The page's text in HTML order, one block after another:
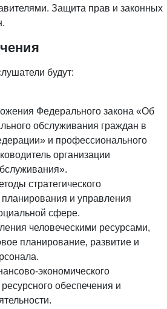
Защита прав и законных
будут:
Федерального закона «Об
обслуживания граждан в
и профессионального
организации
стратегического
и управления
сфере.
человеческими ресурсами,
планирование, развитие и
экономического
обеспечения и